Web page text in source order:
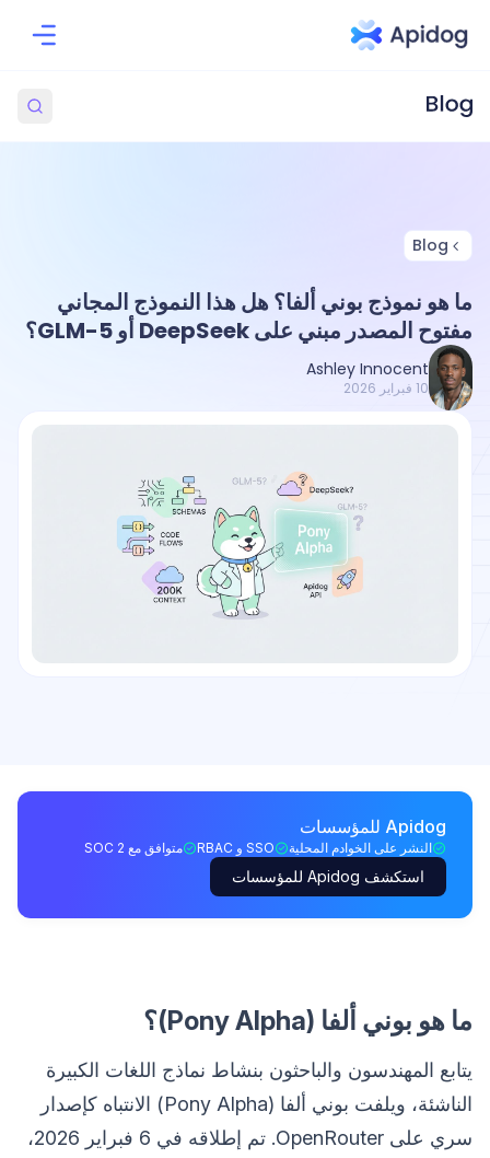
Blog
ما هو نموذج بوني ألفا؟ هل هذا النموذج المجاني
مفتوح المصدر مبني على DeepSeek أو GLM-5؟
Ashley Innocent
10 فبراير 2026
Apidog للمؤسسات
النشر على الخوادم المحلية SSO و RBAC متوافق مع SOC 2
استكشف Apidog للمؤسسات
ما هو بوني ألفا (Pony Alpha)؟
يتابع المهندسون والباحثون بنشاط نماذج اللغات الكبيرة
الناشئة، ويلفت بوني ألفا (Pony Alpha) الانتباه كإصدار
سري على OpenRouter. تم إطلاقه في 6 فبراير 2026،